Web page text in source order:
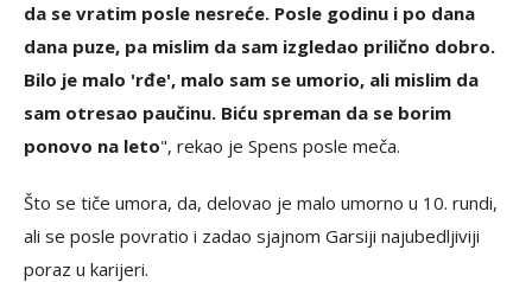
da se vratim posle nesreće. Posle godinu i po dana
dana puze, pa mislim da sam izgledao prilično dobro.
Bilo je malo 'rđe', malo sam se umorio, ali mislim da
sam otresao paučinu. Biću spreman da se borim
ponovo na leto", rekao je Spens posle meča.
Što se tiče umora, da, delovao je malo umorno u 10. rundi,
ali se posle povratio i zadao sjajnom Garsiji najubedljiviji
poraz u karijeri.